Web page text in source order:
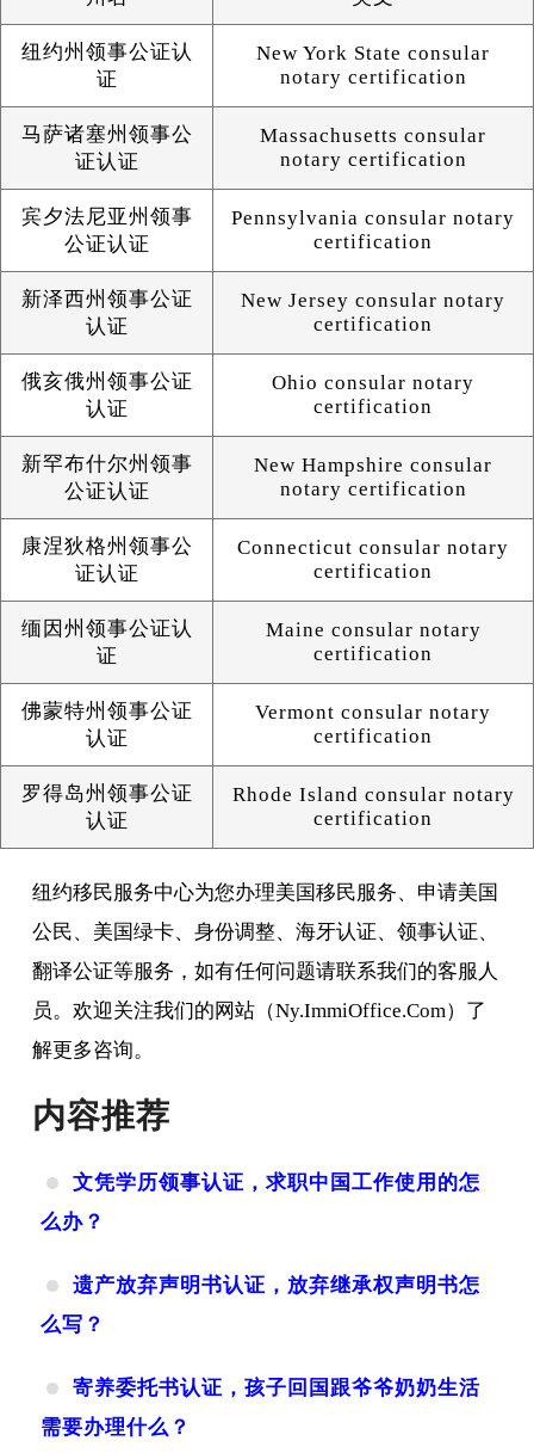
纽约州领事公证认
证
New York State consular
notary certification
马萨诸塞州领事公
证认证
Massachusetts consular
notary certification
宾夕法尼亚州领事
公证认证
Pennsylvania consular notary
certification
新泽西州领事公证
认证
New Jersey consular notary
certification
俄亥俄州领事公证
认证
Ohio consular notary
certification
新罕布什尔州领事
公证认证
New Hampshire consular
notary certification
康涅狄格州领事公
证认证
Connecticut consular notary
certification
缅因州领事公证认
证
Maine consular notary
certification
佛蒙特州领事公证
认证
Vermont consular notary
certification
罗得岛州领事公证
认证
Rhode Island consular notary
certification
纽约移民服务中心为您办理美国移民服务、申请美国
公民、美国绿卡、身份调整、海牙认证、领事认证、
翻译公证等服务，如有任何问题请联系我们的客服人
员。欢迎关注我们的网站（Ny.ImmiOffice.Com）了
解更多咨询。
内容推荐
文凭学历领事认证，求职中国工作使用的怎
么办？
遗产放弃声明书认证，放弃继承权声明书怎
么写？
寄养委托书认证，孩子回国跟爷爷奶奶生活
需要办理什么？